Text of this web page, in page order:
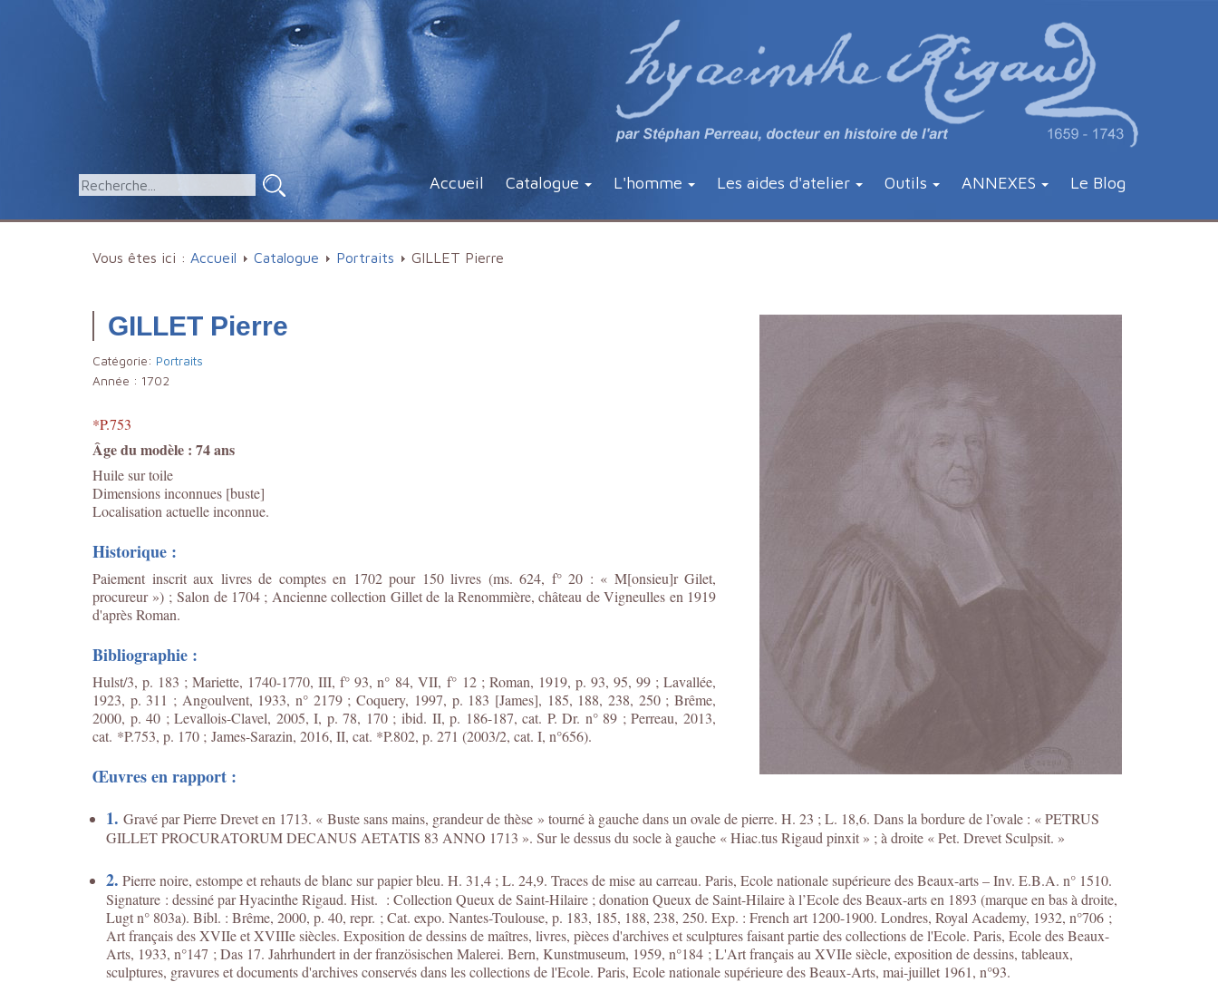
Accueil Catalogue L'homme Les aides d'atelier Outils ANNEXES Le Blog
Vous êtes ici : Accueil Catalogue Portraits GILLET Pierre
GILLET Pierre
Catégorie: Portraits
Année : 1702
*P.753
Âge du modèle : 74 ans
Huile sur toile
Dimensions inconnues [buste]
Localisation actuelle inconnue.
Historique :
Paiement inscrit aux livres de comptes en 1702 pour 150 livres (ms. 624, f° 20 : « M[onsieu]r Gilet,
procureur ») ; Salon de 1704 ; Ancienne collection Gillet de la Renommière, château de Vigneulles en 1919
d'après Roman.
Bibliographie :
Hulst/3, p. 183 ; Mariette, 1740-1770, III, f° 93, n° 84, VII, f° 12 ; Roman, 1919, p. 93, 95, 99 ; Lavallée,
1923, p. 311 ; Angoulvent, 1933, n° 2179 ; Coquery, 1997, p. 183 [James], 185, 188, 238, 250 ; Brême,
2000, p. 40 ; Levallois-Clavel, 2005, I, p. 78, 170 ; ibid. II, p. 186-187, cat. P. Dr. n° 89 ; Perreau, 2013,
cat. *P.753, p. 170 ; James-Sarazin, 2016, II, cat. *P.802, p. 271 (2003/2, cat. I, n°656).
Œuvres en rapport :
1. Gravé par Pierre Drevet en 1713. « Buste sans mains, grandeur de thèse » tourné à gauche dans un ovale de pierre. H. 23 ; L. 18,6. Dans la bordure de l’ovale : « PETRUS
GILLET PROCURATORUM DECANUS AETATIS 83 ANNO 1713 ». Sur le dessus du socle à gauche « Hiac.tus Rigaud pinxit » ; à droite « Pet. Drevet Sculpsit. »
2. Pierre noire, estompe et rehauts de blanc sur papier bleu. H. 31,4 ; L. 24,9. Traces de mise au carreau. Paris, Ecole nationale supérieure des Beaux-arts – Inv. E.B.A. n° 1510.
Signature : dessiné par Hyacinthe Rigaud. Hist. : Collection Queux de Saint-Hilaire ; donation Queux de Saint-Hilaire à l’Ecole des Beaux-arts en 1893 (marque en bas à droite,
Lugt n° 803a). Bibl. : Brême, 2000, p. 40, repr. ; Cat. expo. Nantes-Toulouse, p. 183, 185, 188, 238, 250. Exp. : French art 1200-1900. Londres, Royal Academy, 1932, n°706 ;
Art français des XVIIe et XVIIIe siècles. Exposition de dessins de maîtres, livres, pièces d'archives et sculptures faisant partie des collections de l'Ecole. Paris, Ecole des Beaux-
Arts, 1933, n°147 ; Das 17. Jahrhundert in der französischen Malerei. Bern, Kunstmuseum, 1959, n°184 ; L'Art français au XVIIe siècle, exposition de dessins, tableaux,
sculptures, gravures et documents d'archives conservés dans les collections de l'Ecole. Paris, Ecole nationale supérieure des Beaux-Arts, mai-juillet 1961, n°93.